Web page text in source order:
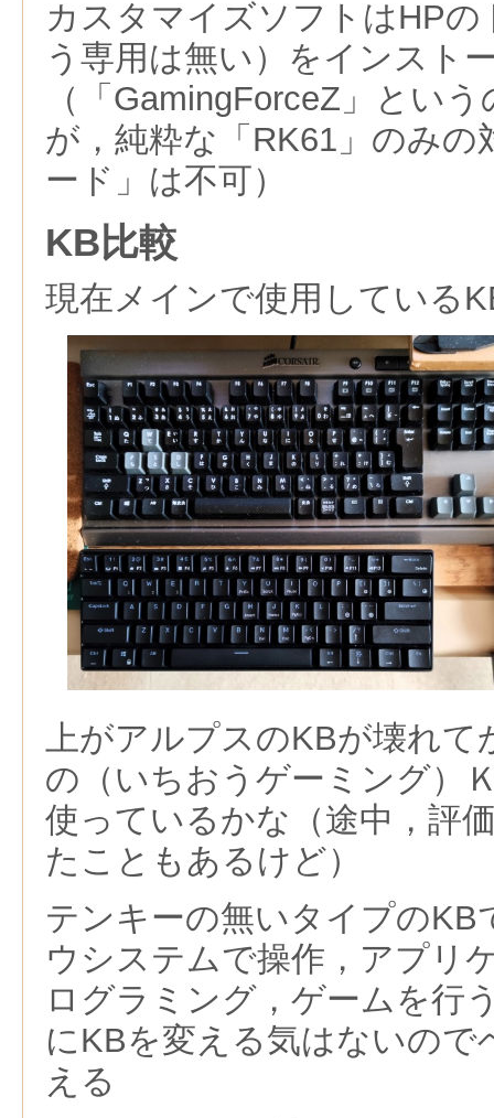
カスタマイズソフトはHP
う専用は無い）をインスト
（「GamingForceZ」とい
が，純粋な「RK61」のみの
ード」は不可）
KB比較
現在メインで使用している
上がアルプスのKBが壊れて
の（いちおうゲーミング）
使っているかな（途中，評
たこともあるけど）
テンキーの無いタイプのKB
ウシステムで操作，アプリ
ログラミング，ゲームを行
にKBを変える気はないので
える